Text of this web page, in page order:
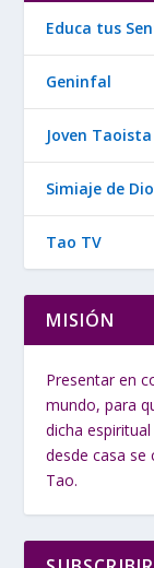
Educa tus
Geninfal
Joven Taoista
Simiaje de
Tao TV
MISIÓN
Presentar en
mundo, para
dicha
desde casa se
Tao.